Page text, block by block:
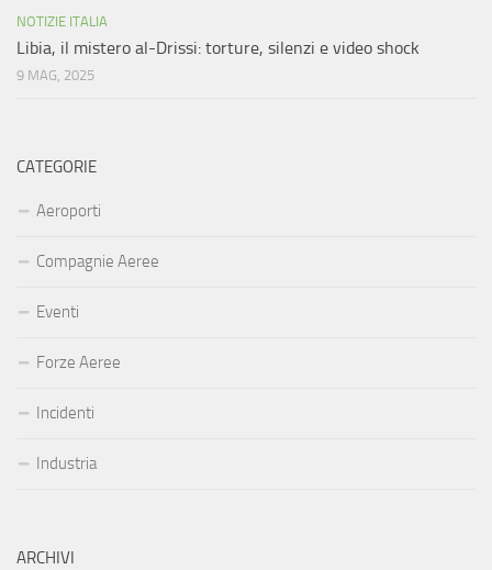
NOTIZIE ITALIA
Libia, il mistero al-Drissi: torture, silenzi e video shock
9 MAG, 2025
CATEGORIE
Aeroporti
Compagnie Aeree
Eventi
Forze Aeree
Incidenti
Industria
ARCHIVI